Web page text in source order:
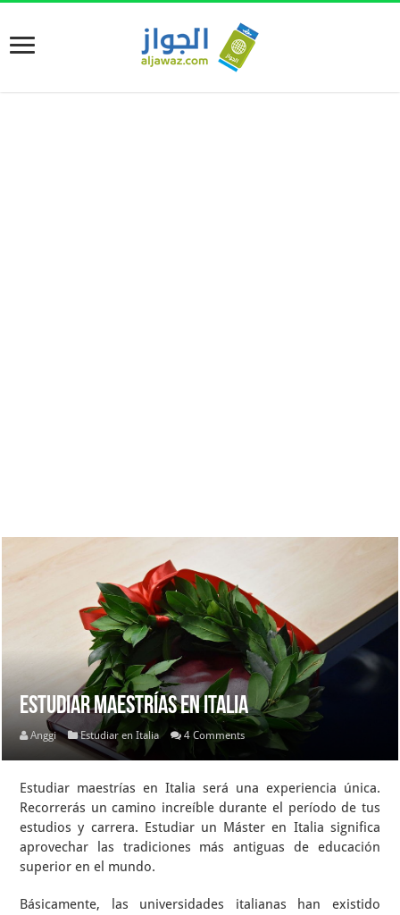
Estudiar maestrías en Italia
Anggi Estudiar en Italia 4 Comments
Estudiar maestrías en Italia será una experiencia única.
Recorrerás un camino increíble durante el período de tus
estudios y carrera. Estudiar un Máster en Italia significa
aprovechar las tradiciones más antiguas de educación
superior en el mundo.
Básicamente, las universidades italianas han existido